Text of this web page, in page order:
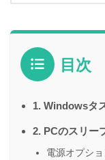
目次
1. Windowsタ
2. PCのスリー
電源オプシ